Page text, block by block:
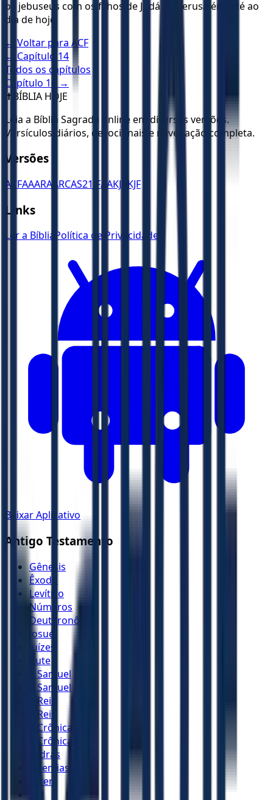
os jebuseus com os filhos de Judá em Jerusalém, até ao
dia de hoje.
← Voltar para ACF
← Capítulo 14
Todos os capítulos
Capítulo 16
→
✝️ BÍBLIA HOJE
Leia a Bíblia Sagrada online em diversas versões.
Versículos diários, devocionais e navegação completa.
Versões
ACFAAARA ARCAS21 JFAAKJA KJF
Links
Ler a Bíblia Política de Privacidade
Baixar Aplicativo
Antigo Testamento
Gênesis
Êxodo
Levítico
Números
Deuteronômio
Josué
Juízes
Rute
1 Samuel
2 Samuel
1 Reis
2 Reis
1 Crônicas
2 Crônicas
Esdras
Neemias
Ester